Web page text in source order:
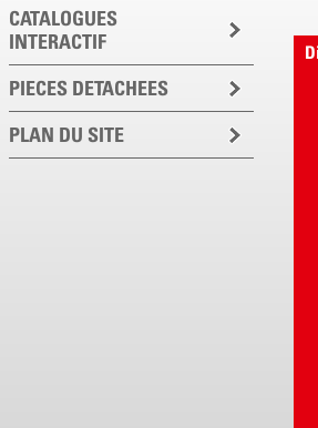
CATALOGUES
INTERACTIF
PIECES DETACHEES
PLAN DU SITE